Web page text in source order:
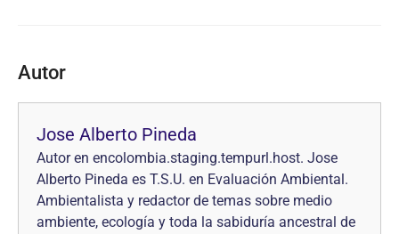
Autor
Jose Alberto Pineda
Autor en encolombia.staging.tempurl.host. Jose
Alberto Pineda es T.S.U. en Evaluación Ambiental.
Ambientalista y redactor de temas sobre medio
ambiente, ecología y toda la sabiduría ancestral de